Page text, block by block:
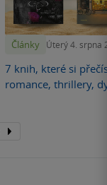
Články Úterý 4. srpna
7 knih, které si
romance, thrillery,